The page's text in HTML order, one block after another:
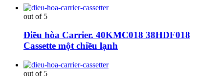
out of 5
Điều hòa Carrier. 40KMC018 38HDF018
Cassette một chiều lạnh
out of 5